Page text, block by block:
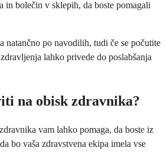
in bolečin v sklepih, da boste pomagali
natančno po navodilih, tudi če se počutite
lahko privede do poslabšanja
na obisk zdravnika?
vam lahko pomaga, da boste iz
bo vaša zdravstvena ekipa imela vse